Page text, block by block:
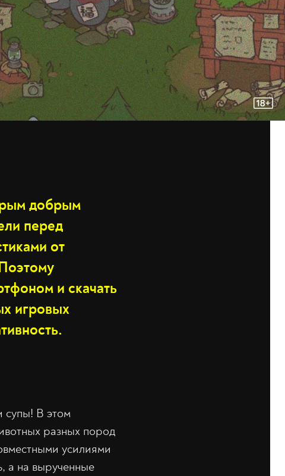
добрым
перед
от
и скачать
игровых
супы! В этом
разных пород
усилиями
а на вырученные